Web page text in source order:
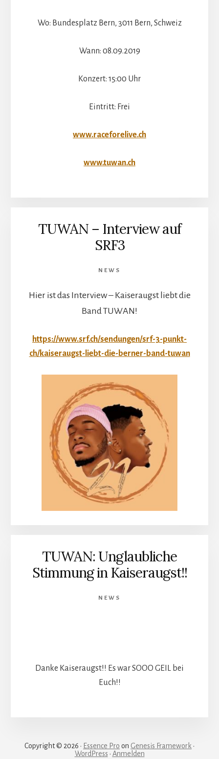
Wo: Bundesplatz Bern, 3011 Bern, Schweiz
Wann: 08.09.2019
Konzert: 15:00 Uhr
Eintritt: Frei
www.raceforelive.ch
www.tuwan.ch
TUWAN – Interview auf
SRF3
NEWS
Hier ist das Interview – Kaiseraugst liebt die
Band TUWAN!
https://www.srf.ch/sendungen/srf-3-punkt-
ch/kaiseraugst-liebt-die-berner-band-tuwan
TUWAN: Unglaubliche
Stimmung in Kaiseraugst!!
NEWS
Danke Kaiseraugst!! Es war SOOO GEIL bei
Euch!!
Copyright © 2026 · Essence Pro on Genesis Framework ·
WordPress · Anmelden